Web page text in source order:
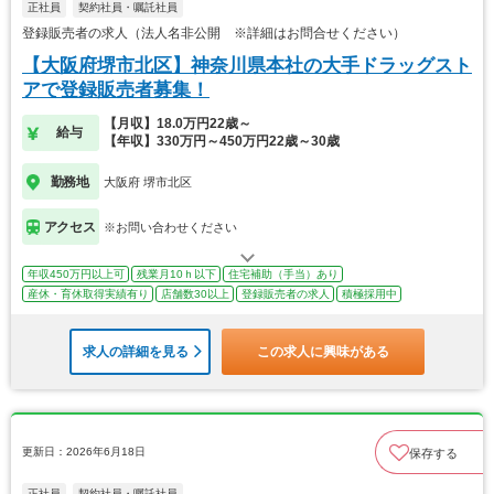
正社員 契約社員・嘱託社員
登録販売者の求人（法人名非公開 ※詳細はお問合せください）
【大阪府堺市北区】神奈川県本社の大手ドラッグスト
アで登録販売者募集！
給与
【月収】18.0万円22歳～
【年収】330万円～450万円22歳～30歳
勤務地 大阪府 堺市北区
アクセス ※お問い合わせください
年収450万円以上可 残業月10ｈ以下
住宅補助（手当）あり
産休・育休取得実績有り
店舗数30以上 登録販売者の求人 積極採用中
求人の詳細を見る この求人に興味がある
更新日：2026年6月18日 保存する